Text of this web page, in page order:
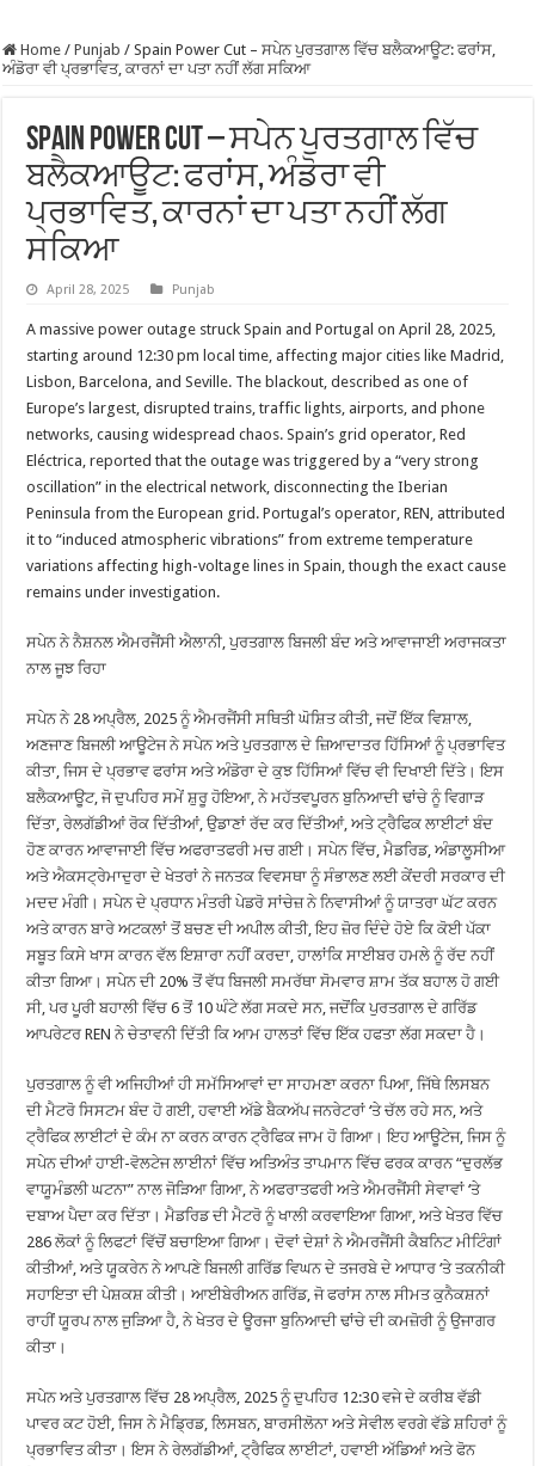
Home / Punjab / Spain Power Cut – ਸਪੇਨ ਪੁਰਤਗਾਲ ਵਿੱਚ ਬਲੈਕਆਊਟ: ਫਰਾਂਸ,
ਅੰਡੋਰਾ ਵੀ ਪ੍ਰਭਾਵਿਤ, ਕਾਰਨਾਂ ਦਾ ਪਤਾ ਨਹੀਂ ਲੱਗ ਸਕਿਆ
Spain Power Cut – ਸਪੇਨ ਪੁਰਤਗਾਲ ਵਿੱਚ
ਬਲੈਕਆਊਟ: ਫਰਾਂਸ, ਅੰਡੋਰਾ ਵੀ
ਪ੍ਰਭਾਵਿਤ, ਕਾਰਨਾਂ ਦਾ ਪਤਾ ਨਹੀਂ ਲੱਗ
ਸਕਿਆ
April 28, 2025 Punjab
A massive power outage struck Spain and Portugal on April 28, 2025,
starting around 12:30 pm local time, affecting major cities like Madrid,
Lisbon, Barcelona, and Seville. The blackout, described as one of
Europe’s largest, disrupted trains, traffic lights, airports, and phone
networks, causing widespread chaos. Spain’s grid operator, Red
Eléctrica, reported that the outage was triggered by a “very strong
oscillation” in the electrical network, disconnecting the Iberian
Peninsula from the European grid. Portugal’s operator, REN, attributed
it to “induced atmospheric vibrations” from extreme temperature
variations affecting high-voltage lines in Spain, though the exact cause
remains under investigation.
ਸਪੇਨ ਨੇ ਨੈਸ਼ਨਲ ਐਮਰਜੈਂਸੀ ਐਲਾਨੀ, ਪੁਰਤਗਾਲ ਬਿਜਲੀ ਬੰਦ ਅਤੇ ਆਵਾਜਾਈ ਅਰਾਜਕਤਾ
ਨਾਲ ਜੂਝ ਰਿਹਾ
ਸਪੇਨ ਨੇ 28 ਅਪ੍ਰੈਲ, 2025 ਨੂੰ ਐਮਰਜੈਂਸੀ ਸਥਿਤੀ ਘੋਸ਼ਿਤ ਕੀਤੀ, ਜਦੋਂ ਇੱਕ ਵਿਸ਼ਾਲ,
ਅਣਜਾਣ ਬਿਜਲੀ ਆਊਟੇਜ ਨੇ ਸਪੇਨ ਅਤੇ ਪੁਰਤਗਾਲ ਦੇ ਜ਼ਿਆਦਾਤਰ ਹਿੱਸਿਆਂ ਨੂੰ ਪ੍ਰਭਾਵਿਤ
ਕੀਤਾ, ਜਿਸ ਦੇ ਪ੍ਰਭਾਵ ਫਰਾਂਸ ਅਤੇ ਅੰਡੋਰਾ ਦੇ ਕੁਝ ਹਿੱਸਿਆਂ ਵਿੱਚ ਵੀ ਦਿਖਾਈ ਦਿੱਤੇ। ਇਸ
ਬਲੈਕਆਊਟ, ਜੋ ਦੁਪਹਿਰ ਸਮੇਂ ਸ਼ੁਰੂ ਹੋਇਆ, ਨੇ ਮਹੱਤਵਪੂਰਨ ਬੁਨਿਆਦੀ ਢਾਂਚੇ ਨੂੰ ਵਿਗਾੜ
ਦਿੱਤਾ, ਰੇਲਗੱਡੀਆਂ ਰੋਕ ਦਿੱਤੀਆਂ, ਉਡਾਣਾਂ ਰੱਦ ਕਰ ਦਿੱਤੀਆਂ, ਅਤੇ ਟ੍ਰੈਫਿਕ ਲਾਈਟਾਂ ਬੰਦ
ਹੋਣ ਕਾਰਨ ਆਵਾਜਾਈ ਵਿੱਚ ਅਫਰਾਤਫਰੀ ਮਚ ਗਈ। ਸਪੇਨ ਵਿੱਚ, ਮੈਡਰਿਡ, ਅੰਡਾਲੂਸੀਆ
ਅਤੇ ਐਕਸਟ੍ਰੇਮਾਦੁਰਾ ਦੇ ਖੇਤਰਾਂ ਨੇ ਜਨਤਕ ਵਿਵਸਥਾ ਨੂੰ ਸੰਭਾਲਣ ਲਈ ਕੇਂਦਰੀ ਸਰਕਾਰ ਦੀ
ਮਦਦ ਮੰਗੀ। ਸਪੇਨ ਦੇ ਪ੍ਰਧਾਨ ਮੰਤਰੀ ਪੇਡਰੋ ਸਾਂਚੇਜ਼ ਨੇ ਨਿਵਾਸੀਆਂ ਨੂੰ ਯਾਤਰਾ ਘੱਟ ਕਰਨ
ਅਤੇ ਕਾਰਨ ਬਾਰੇ ਅਟਕਲਾਂ ਤੋਂ ਬਚਣ ਦੀ ਅਪੀਲ ਕੀਤੀ, ਇਹ ਜ਼ੋਰ ਦਿੰਦੇ ਹੋਏ ਕਿ ਕੋਈ ਪੱਕਾ
ਸਬੂਤ ਕਿਸੇ ਖਾਸ ਕਾਰਨ ਵੱਲ ਇਸ਼ਾਰਾ ਨਹੀਂ ਕਰਦਾ, ਹਾਲਾਂਕਿ ਸਾਈਬਰ ਹਮਲੇ ਨੂੰ ਰੱਦ ਨਹੀਂ
ਕੀਤਾ ਗਿਆ। ਸਪੇਨ ਦੀ 20% ਤੋਂ ਵੱਧ ਬਿਜਲੀ ਸਮਰੱਥਾ ਸੋਮਵਾਰ ਸ਼ਾਮ ਤੱਕ ਬਹਾਲ ਹੋ ਗਈ
ਸੀ, ਪਰ ਪੂਰੀ ਬਹਾਲੀ ਵਿੱਚ 6 ਤੋਂ 10 ਘੰਟੇ ਲੱਗ ਸਕਦੇ ਸਨ, ਜਦੋਂਕਿ ਪੁਰਤਗਾਲ ਦੇ ਗਰਿੱਡ
ਆਪਰੇਟਰ REN ਨੇ ਚੇਤਾਵਨੀ ਦਿੱਤੀ ਕਿ ਆਮ ਹਾਲਤਾਂ ਵਿੱਚ ਇੱਕ ਹਫਤਾ ਲੱਗ ਸਕਦਾ ਹੈ।
ਪੁਰਤਗਾਲ ਨੂੰ ਵੀ ਅਜਿਹੀਆਂ ਹੀ ਸਮੱਸਿਆਵਾਂ ਦਾ ਸਾਹਮਣਾ ਕਰਨਾ ਪਿਆ, ਜਿੱਥੇ ਲਿਸਬਨ
ਦੀ ਮੈਟਰੋ ਸਿਸਟਮ ਬੰਦ ਹੋ ਗਈ, ਹਵਾਈ ਅੱਡੇ ਬੈਕਅੱਪ ਜਨਰੇਟਰਾਂ ‘ਤੇ ਚੱਲ ਰਹੇ ਸਨ, ਅਤੇ
ਟ੍ਰੈਫਿਕ ਲਾਈਟਾਂ ਦੇ ਕੰਮ ਨਾ ਕਰਨ ਕਾਰਨ ਟ੍ਰੈਫਿਕ ਜਾਮ ਹੋ ਗਿਆ। ਇਹ ਆਊਟੇਜ, ਜਿਸ ਨੂੰ
ਸਪੇਨ ਦੀਆਂ ਹਾਈ-ਵੋਲਟੇਜ ਲਾਈਨਾਂ ਵਿੱਚ ਅਤਿਅੰਤ ਤਾਪਮਾਨ ਵਿੱਚ ਫਰਕ ਕਾਰਨ “ਦੁਰਲੱਭ
ਵਾਯੂਮੰਡਲੀ ਘਟਨਾ” ਨਾਲ ਜੋੜਿਆ ਗਿਆ, ਨੇ ਅਫਰਾਤਫਰੀ ਅਤੇ ਐਮਰਜੈਂਸੀ ਸੇਵਾਵਾਂ ‘ਤੇ
ਦਬਾਅ ਪੈਦਾ ਕਰ ਦਿੱਤਾ। ਮੈਡਰਿਡ ਦੀ ਮੈਟਰੋ ਨੂੰ ਖਾਲੀ ਕਰਵਾਇਆ ਗਿਆ, ਅਤੇ ਖੇਤਰ ਵਿੱਚ
286 ਲੋਕਾਂ ਨੂੰ ਲਿਫਟਾਂ ਵਿੱਚੋਂ ਬਚਾਇਆ ਗਿਆ। ਦੋਵਾਂ ਦੇਸ਼ਾਂ ਨੇ ਐਮਰਜੈਂਸੀ ਕੈਬਨਿਟ ਮੀਟਿੰਗਾਂ
ਕੀਤੀਆਂ, ਅਤੇ ਯੂਕਰੇਨ ਨੇ ਆਪਣੇ ਬਿਜਲੀ ਗਰਿੱਡ ਵਿਘਨ ਦੇ ਤਜਰਬੇ ਦੇ ਆਧਾਰ ‘ਤੇ ਤਕਨੀਕੀ
ਸਹਾਇਤਾ ਦੀ ਪੇਸ਼ਕਸ਼ ਕੀਤੀ। ਆਈਬੇਰੀਅਨ ਗਰਿੱਡ, ਜੋ ਫਰਾਂਸ ਨਾਲ ਸੀਮਤ ਕੁਨੈਕਸ਼ਨਾਂ
ਰਾਹੀਂ ਯੂਰਪ ਨਾਲ ਜੁੜਿਆ ਹੈ, ਨੇ ਖੇਤਰ ਦੇ ਊਰਜਾ ਬੁਨਿਆਦੀ ਢਾਂਚੇ ਦੀ ਕਮਜ਼ੋਰੀ ਨੂੰ ਉਜਾਗਰ
ਕੀਤਾ।
ਸਪੇਨ ਅਤੇ ਪੁਰਤਗਾਲ ਵਿੱਚ 28 ਅਪ੍ਰੈਲ, 2025 ਨੂੰ ਦੁਪਹਿਰ 12:30 ਵਜੇ ਦੇ ਕਰੀਬ ਵੱਡੀ
ਪਾਵਰ ਕਟ ਹੋਈ, ਜਿਸ ਨੇ ਮੈਡ੍ਰਿਡ, ਲਿਸਬਨ, ਬਾਰਸੀਲੋਨਾ ਅਤੇ ਸੇਵੀਲ ਵਰਗੇ ਵੱਡੇ ਸ਼ਹਿਰਾਂ ਨੂੰ
ਪ੍ਰਭਾਵਿਤ ਕੀਤਾ। ਇਸ ਨੇ ਰੇਲਗੱਡੀਆਂ, ਟ੍ਰੈਫਿਕ ਲਾਈਟਾਂ, ਹਵਾਈ ਅੱਡਿਆਂ ਅਤੇ ਫੋਨ